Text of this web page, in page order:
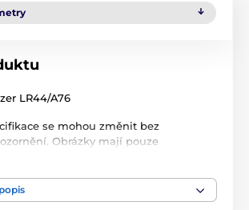
LR44/A76
se mohou změnit bez
Obrázky mají pouze